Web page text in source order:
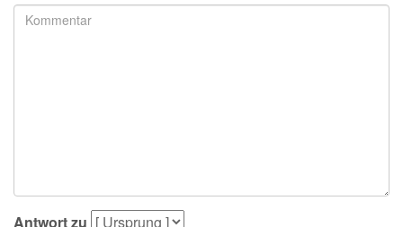
Antwort zu